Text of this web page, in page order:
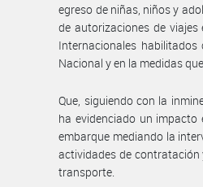
egreso de niñas, niños y
de autorizaciones de viajes
Internacionales
Nacional y en la medidas
Que, siguiendo con la
ha evidenciado un
embarque mediando la
actividades de
transporte.